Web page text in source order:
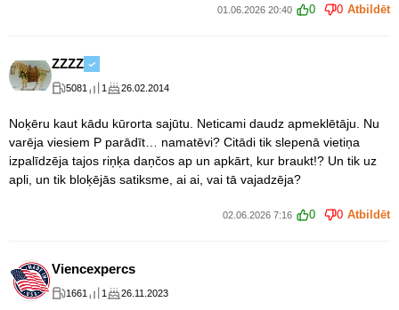
01.06.2026 20:40 0 0 Atbildēt
ZZZZ
5081 1 26.02.2014
Noķēru kaut kādu kūrorta sajūtu. Neticami daudz apmeklētāju. Nu
varēja viesiem P parādīt… namatēvi? Citādi tik slepenā vietiņa
izpalīdzēja tajos riņķa daņčos ap un apkārt, kur braukt!? Un tik uz
apli, un tik bloķējās satiksme, ai ai, vai tā vajadzēja?
02.06.2026 7:16 0 0 Atbildēt
Viencexpercs
1661 1 26.11.2023